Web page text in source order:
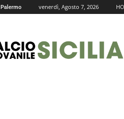
Palermo venerdì, Agosto 7, 2026
Giovanile
Sicilia